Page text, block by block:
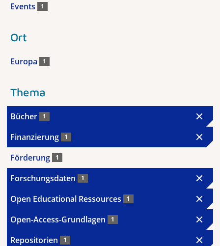
Events 1
Ort
Europa 1
Thema
Bücher 1
Finanzierung 1
Förderung 1
Forschungsdaten 1
Open Educational Ressources 1
Open-Access-Grundlagen 1
Repositorien 1